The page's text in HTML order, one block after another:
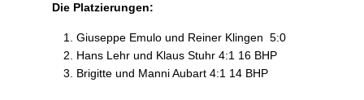
Die Platzierungen:
Giuseppe Emulo und Reiner Klingen 5:0
Hans Lehr und Klaus Stuhr 4:1 16 BHP
Brigitte und Manni Aubart 4:1 14 BHP